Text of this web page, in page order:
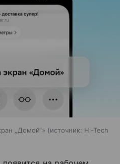
„Домой“» источник: Hi-Tech